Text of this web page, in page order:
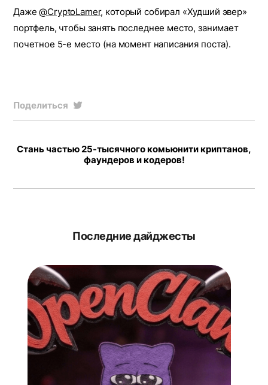
Даже@CryptoLamer, который собирал «Худший эвер»
портфель, чтобы занять последнее место, занимает
почетное 5-е место (на момент написания поста).
Поделиться
Стань частью 25-тысячного комьюнити криптанов,
фаундеров и кодеров!
Последние дайджесты